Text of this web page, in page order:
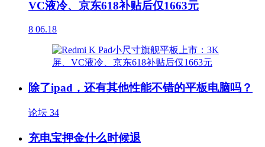
VC液冷、京东618补贴后仅1663元
8 06.18
除了ipad，还有其他性能不错的平板电脑吗？
论坛 34
充电宝押金什么时候退